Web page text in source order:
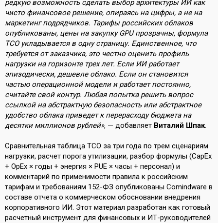
редкую возможность сделать выбор архитектуры ИИ как
чисто финансовое решение, опираясь на цифры, а не на
маркетинг подрядчиков. Тарифы российских облаков
опубликованы, цены на закупку GPU прозрачны, формула
TCO укладывается в одну страницу. Единственное, что
требуется от заказчика, это честно оценить профиль
нагрузки на горизонте трех лет. Если ИИ работает
эпизодически, дешевле облако. Если он становится
частью операционной модели и работает постоянно,
считайте свой контур. Любая попытка решить вопрос
ссылкой на абстрактную безопасность или абстрактное
удобство облака приведет к перерасходу бюджета на
десятки миллионов рублей», — добавляет Виталий Шпак.
Сравнительная таблица TCO за три года по трем сценариям
нагрузки, расчет порога утилизации, разбор формулы (CapEx
+ OpEx × годы + энергия × PUE × часы + персонал) и
комментарий по применимости правила к российским
тарифам и требованиям 152-ФЗ опубликованы Comindware в
составе отчета о коммерческом обосновании внедрения
корпоративного ИИ. Этот материал разработан как готовый
расчетный инструмент для финансовых и ИТ-руководителей